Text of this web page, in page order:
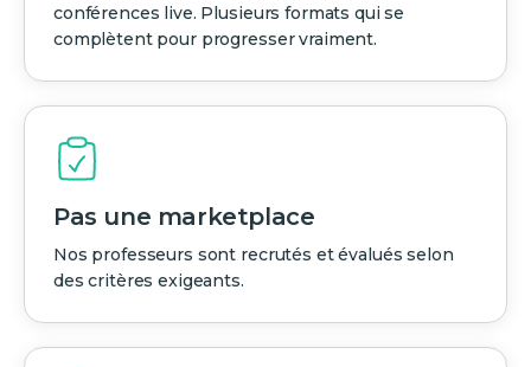
conférences live. Plusieurs formats qui se
complètent pour progresser vraiment.
Pas une marketplace
Nos professeurs sont recrutés et évalués selon
des critères exigeants.